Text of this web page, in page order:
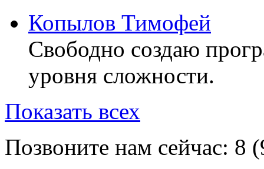
Копылов Тимофей
Свободно создаю
уровня сложности.
Показать всех
Позвоните нам сейчас: 8